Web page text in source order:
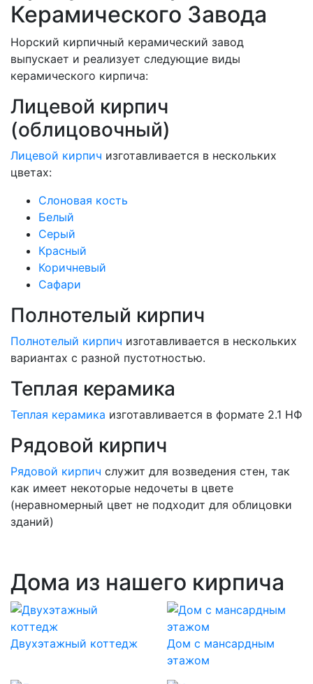
Керамического Завода
Норский кирпичный керамический завод
выпускает и реализует следующие виды
керамического кирпича:
Лицевой кирпич
(облицовочный)
Лицевой кирпич изготавливается в нескольких
цветах:
Слоновая кость
Белый
Серый
Красный
Коричневый
Сафари
Полнотелый кирпич
Полнотелый кирпич изготавливается в нескольких
вариантах с разной пустотностью.
Теплая керамика
Теплая керамика изготавливается в формате 2.1 НФ
Рядовой кирпич
Рядовой кирпич служит для возведения стен, так
как имеет некоторые недочеты в цвете
(неравномерный цвет не подходит для облицовки
зданий)
Дома из нашего кирпича
Двухэтажный коттедж
Дом с мансардным
этажом